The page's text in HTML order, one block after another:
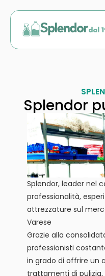
Splendor
Splendor, leader nel
professionalità,
attrezzature sul
Varese
Grazie alla
professionisti
in grado di offrire un
trattamenti di